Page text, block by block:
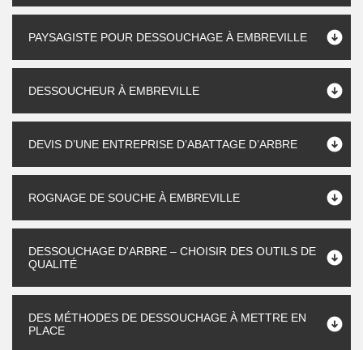
PAYSAGISTE POUR DESSOUCHAGE À EMBREVILLE
DESSOUCHEUR À EMBREVILLE
DEVIS D’UNE ENTREPRISE D’ABATTAGE D’ARBRE
ROGNAGE DE SOUCHE À EMBREVILLE
DESSOUCHAGE D'ARBRE – CHOISIR DES OUTILS DE
QUALITÉ
DES MÉTHODES DE DESSOUCHAGE À METTRE EN
PLACE